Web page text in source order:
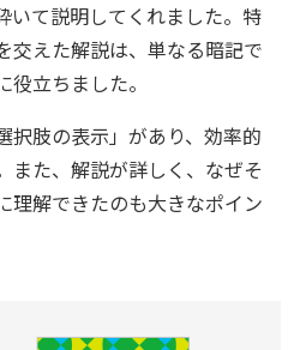
いて説明してくれました。特
交えた解説は、単なる暗記で
立ちました。
択肢の表示」があり、効率的
また、解説が詳しく、なぜそ
理解できたのも大きなポイン